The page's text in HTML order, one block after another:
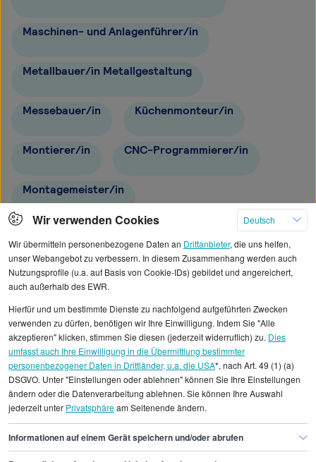
Maschinen- und Anlagenführer/in
Metallbauer/in Metallgestaltung
Messebauer/in Küchenmonteur/in
Montierer/in CNC-Programmierer/in
Montagemeister/in
CNC-Maschinenbediener/in
Alle angezeigten Gehaltsdaten beruhen auf
statistischen Erhebungen durch StepStone. Es sind
Durchschnittswerte und die Angaben können nicht
einzelnen Stellenangeboten zugeordnet werden.
Gehaltsinformationen Handwerk
Wir verwenden Cookies
Deutsch
Wir übermitteln personenbezogene Daten an Drittanbieter, die uns helfen,
unser Webangebot zu verbessern. In diesem Zusammenhang werden auch
Nutzungsprofile (u.a. auf Basis von Cookie-IDs) gebildet und angereichert,
auch außerhalb des EWR.
Hierfür und um bestimmte Dienste zu nachfolgend aufgeführten Zwecken
verwenden zu dürfen, benötigen wir Ihre Einwilligung. Indem Sie "Alle
akzeptieren" klicken, stimmen Sie diesen (jederzeit widerruflich) zu. Dies
umfasst auch Ihre Einwilligung in die Übermittlung bestimmter
personenbezogener Daten in Drittländer, u.a. die USA*, nach Art. 49 (1) (a)
DSGVO. Unter "Einstellungen oder ablehnen" können Sie Ihre Einstellungen
ändern oder die Datenverarbeitung ablehnen. Sie können Ihre Auswahl
jederzeit unter Privatsphäream Seitenende ändern.
Informationen auf einem Gerät speichern und/oder abrufen